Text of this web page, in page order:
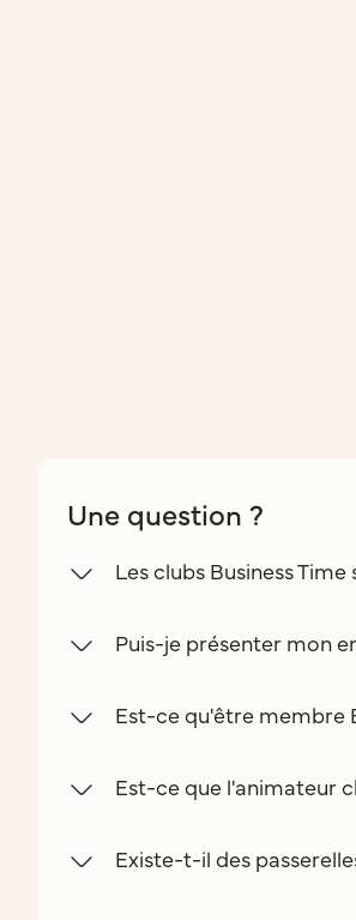
Une question ?
Les clubs Business
Puis-je présenter mon
Est-ce qu'être membre
Est-ce que l'animateur
Existe-t-il des